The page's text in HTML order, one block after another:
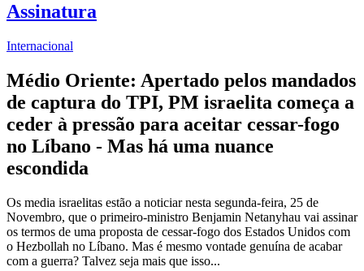
Assinatura
Internacional
Médio Oriente: Apertado pelos mandados
de captura do TPI, PM israelita começa a
ceder à pressão para aceitar cessar-fogo
no Líbano - Mas há uma nuance
escondida
Os media israelitas estão a noticiar nesta segunda-feira, 25 de
Novembro, que o primeiro-ministro Benjamin Netanyhau vai assinar
os termos de uma proposta de cessar-fogo dos Estados Unidos com
o Hezbollah no Líbano. Mas é mesmo vontade genuína de acabar
com a guerra? Talvez seja mais que isso...